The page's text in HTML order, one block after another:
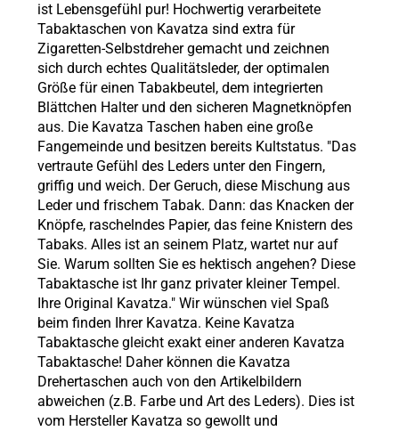
ist Lebensgefühl pur! Hochwertig verarbeitete
Tabaktaschen von Kavatza sind extra für
Zigaretten-Selbstdreher gemacht und zeichnen
sich durch echtes Qualitätsleder, der optimalen
Größe für einen Tabakbeutel, dem integrierten
Blättchen Halter und den sicheren Magnetknöpfen
aus. Die Kavatza Taschen haben eine große
Fangemeinde und besitzen bereits Kultstatus. "Das
vertraute Gefühl des Leders unter den Fingern,
griffig und weich. Der Geruch, diese Mischung aus
Leder und frischem Tabak. Dann: das Knacken der
Knöpfe, raschelndes Papier, das feine Knistern des
Tabaks. Alles ist an seinem Platz, wartet nur auf
Sie. Warum sollten Sie es hektisch angehen? Diese
Tabaktasche ist Ihr ganz privater kleiner Tempel.
Ihre Original Kavatza." Wir wünschen viel Spaß
beim finden Ihrer Kavatza. Keine Kavatza
Tabaktasche gleicht exakt einer anderen Kavatza
Tabaktasche! Daher können die Kavatza
Drehertaschen auch von den Artikelbildern
abweichen (z.B. Farbe und Art des Leders). Dies ist
vom Hersteller Kavatza so gewollt und